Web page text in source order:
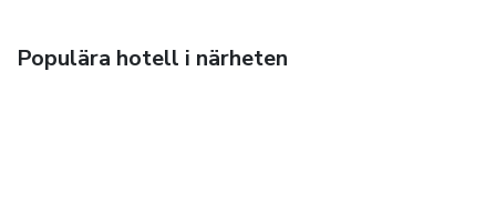
Populära hotell i närheten